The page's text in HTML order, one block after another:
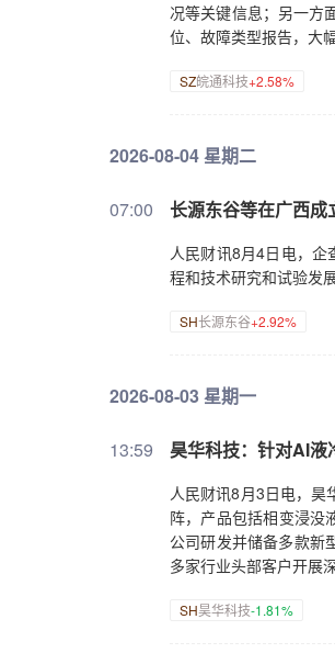
况等关键信息；另一方
位、故障类型报告，大
SZ皖通科技+2.58%
2026-08-04 星期二
07:00 长源东谷等在广西成
人民财讯8月4日电，企
程和技术研究和试验发
SH长源东谷+2.92%
2026-08-03 星期一
13:59 昊华科技：针对AI液
人民财讯8月3日电，昊
阵，产品包括相变浸没
公司研发并储备多款新
多家行业头部客户开展
SH昊华科技-1.81%